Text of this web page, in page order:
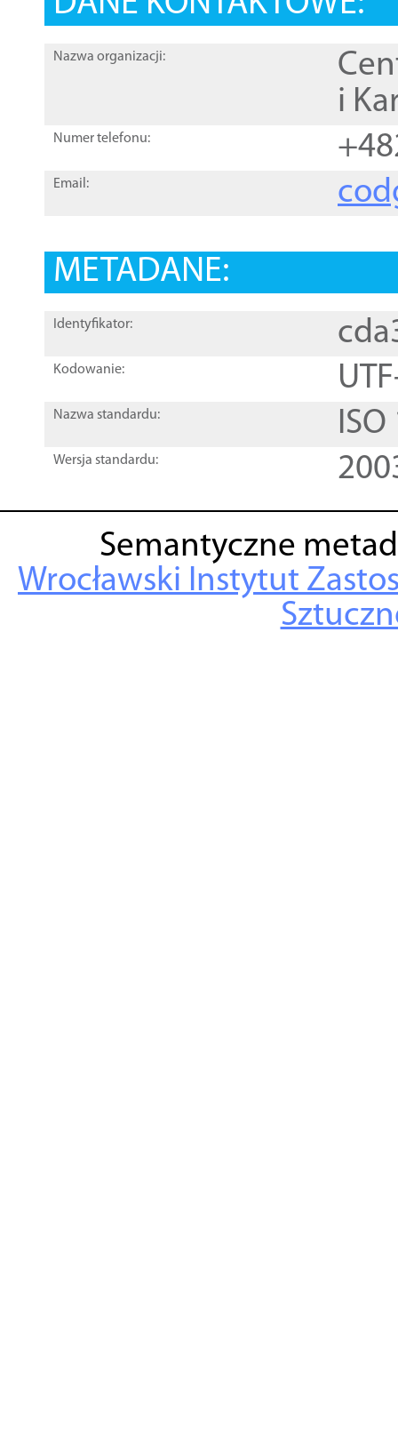
Nazwa organizacji:
i
Numer telefonu:
Email:
METADANE:
Identyfikator:
Kodowanie:
Nazwa standardu:
Wersja standardu:
Semantyczne
Wrocławski Instytut